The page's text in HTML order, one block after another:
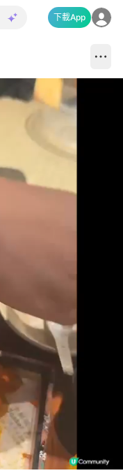
下載App
Unmute